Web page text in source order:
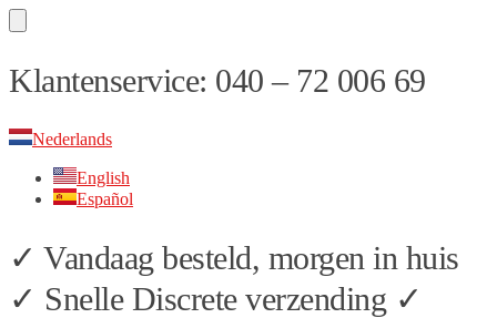
Skip
to
Skip
to
Klantenservice: 040 – 72 006 69
Nederlands
English
Español
✓ Vandaag besteld, morgen in huis
✓ Snelle Discrete verzending ✓